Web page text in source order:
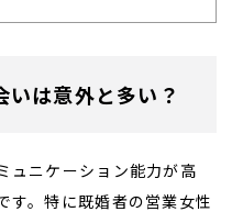
は意外と多い？
ュニケーション能力が高
す。特に既婚者の営業女性